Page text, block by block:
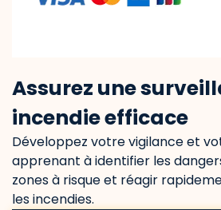
Assurez une
incendie efficace
Développez votre vigilance et
apprenant à identifier les
zones à risque et réagir
les incendies.